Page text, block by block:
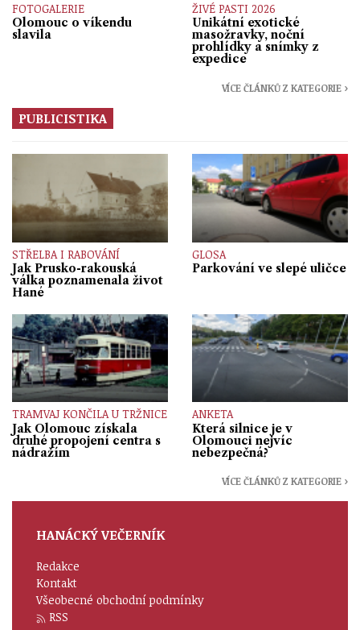
FOTOGALERIE
Olomouc o víkendu
slavila
ŽIVÉ PASTI 2026
Unikátní exotické
masožravky, noční
prohlídky a snímky z
expedice
VÍCE ČLÁNKŮ Z KATEGORIE ›
PUBLICISTIKA
STŘELBA I RABOVÁNÍ
Jak Prusko-rakouská
válka poznamenala život
Hané
GLOSA
Parkování ve slepé uličce
TRAMVAJ KONČILA U TRŽNICE
Jak Olomouc získala
druhé propojení centra s
nádražím
ANKETA
Která silnice je v
Olomouci nejvíc
nebezpečná?
VÍCE ČLÁNKŮ Z KATEGORIE ›
HANÁCKÝ VEČERNÍK
Redakce
Kontakt
Všeobecné obchodní podmínky
RSS